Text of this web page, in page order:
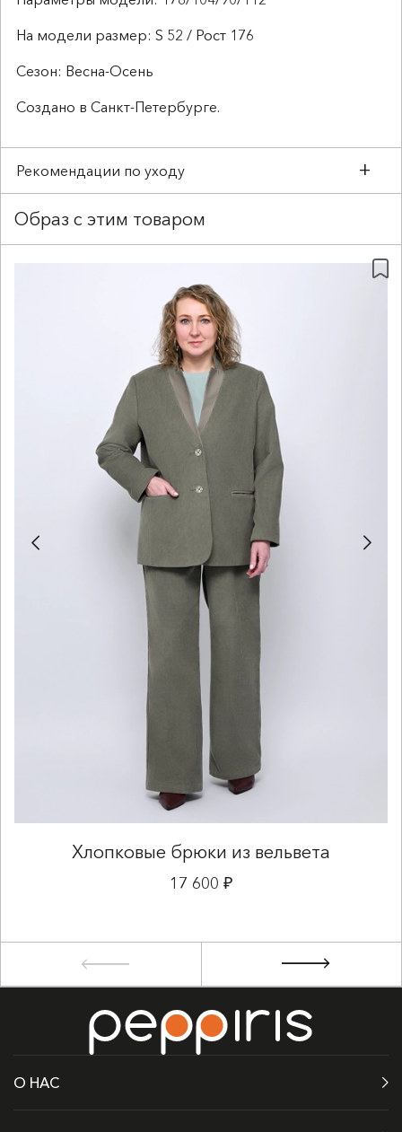
На модели размер: S 52 / Рост 176
Сезон: Весна-Осень
Создано в Санкт-Петербурге.
Рекомендации по уходу
с перхлорэтиленом,
Образ с этим товаром
Хлопковые брюки из вельвета
17 600 ₽
О НАС